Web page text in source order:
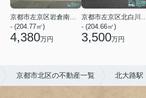
- (204.77㎡)
4,380万円
- (204.66㎡)
3,500万円
京都市北区の不動産一覧 北大路駅